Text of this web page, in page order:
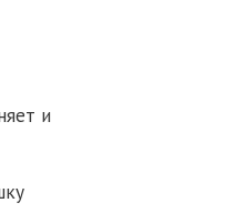
и